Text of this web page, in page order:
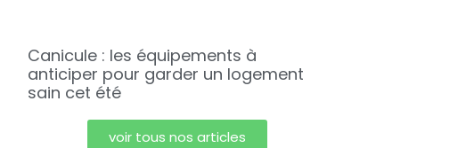
Canicule : les équipements à
anticiper pour garder un logement
sain cet été
voir tous nos articles